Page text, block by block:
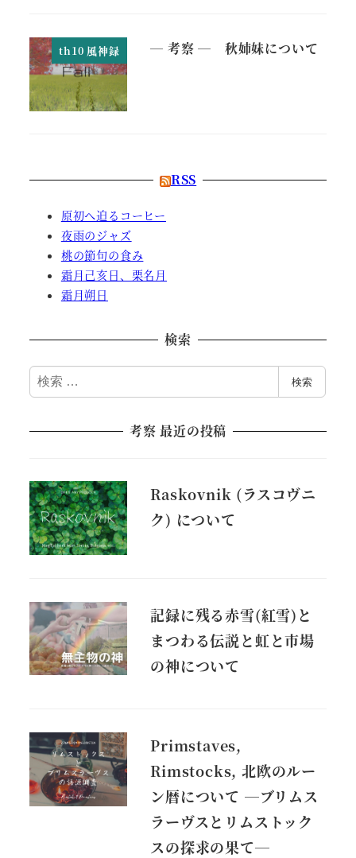
th10 風神録 ― 考察 ― 秋姉妹について
RSS
原初へ迫るコーヒー
夜雨のジャズ
桃の節句の食み
霜月己亥日、栗名月
霜月朔日
検索
検
索
検索
考察 最近の投稿
Raskovnik (ラスコヴニ
ク) について
記録に残る赤雪(紅雪)と
まつわる伝説と虹と市場
の神について
Primstaves,
Rimstocks, 北欧のルー
ン暦について ―ブリムス
ラーヴスとリムストック
スの探求の果て―